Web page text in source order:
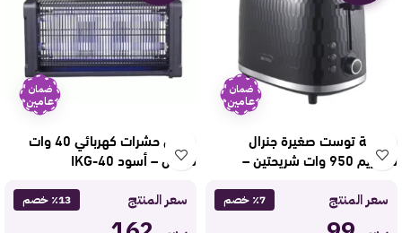
ضمان
عامين
حماصة توست صغيرة جنرال
سوبريم 950 وات شريحتين –
رمادي GSTO2BM
سعر المنتج ٪7 خصم
ضمان
عامين
صاعق حشرات كهربائي 40 وات
دوتس – أسود IKG-40
سعر المنتج ٪13 خصم